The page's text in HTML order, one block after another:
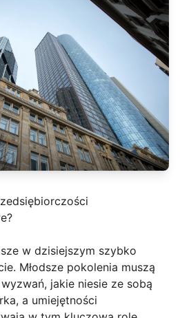
w dzisiejszym szybko
Młodsze pokolenia muszą
jakie niesie ze sobą
a umiejętności